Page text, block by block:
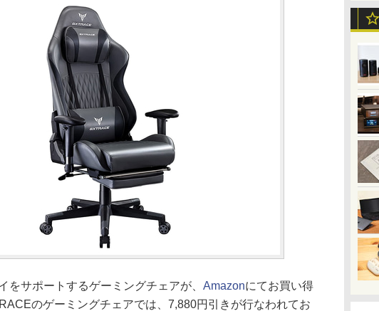
サポートするゲーミングチェアが、 Amazonにてお買い得
のゲーミングチェアでは、7,880円引きが行なわれてお